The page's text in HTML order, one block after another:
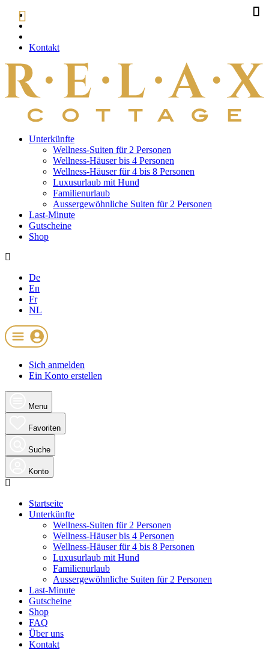
Kontakt
Unterkünfte
Wellness-Suiten für 2 Personen
Wellness-Häuser bis 4 Personen
Wellness-Häuser für 4 bis 8 Personen
Luxusurlaub mit Hund
Familienurlaub
Aussergewöhnliche Suiten für 2 Personen
Last-Minute
Gutscheine
Shop
De
En
Fr
NL
Sich anmelden
Ein Konto erstellen
Menu
Favoriten
Suche
Konto
Startseite
Unterkünfte
Wellness-Suiten für 2 Personen
Wellness-Häuser bis 4 Personen
Wellness-Häuser für 4 bis 8 Personen
Luxusurlaub mit Hund
Familienurlaub
Aussergewöhnliche Suiten für 2 Personen
Last-Minute
Gutscheine
Shop
FAQ
Über uns
Kontakt